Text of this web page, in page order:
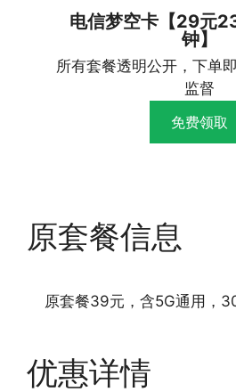
电信梦空卡【29元
钟】
所有套餐透明公开，下单
监督
免费领取
原套餐信息
原套餐39元，含5G通用，
优惠详情